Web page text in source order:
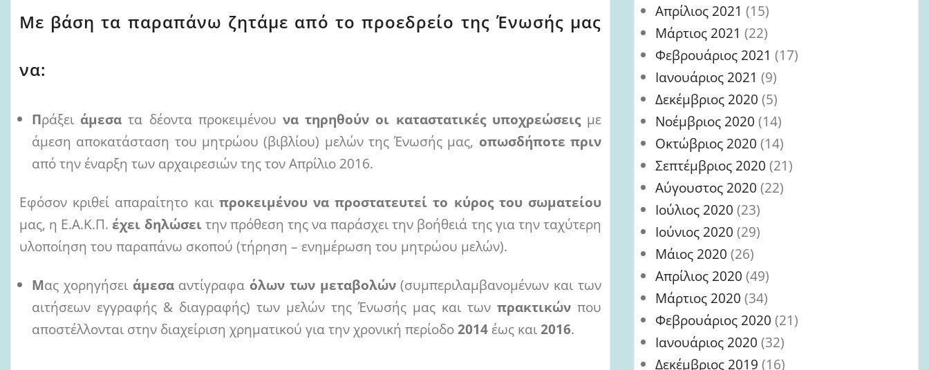
Με βάση τα παραπάνω ζητάμε από το προεδρείο της Ένωσής μας
να:
Πράξει άμεσατα δέοντα προκειμένουνα τηρηθούν οι καταστατικές υποχρεώσεις με
άμεση αποκατάσταση του μητρώου (βιβλίου) μελών της Ένωσής μας, οπωσδήποτε πριν
από την έναρξη των αρχαιρεσιών της τον Απρίλιο 2016.
Εφόσον κριθεί απαραίτητο και προκειμένου να προστατευτεί το κύρος του σωματείου
μας, η Ε.Α.Κ.Π.έχει δηλώσει την πρόθεση της να παράσχει την βοήθειά της για την ταχύτερη
υλοποίηση του παραπάνω σκοπού (τήρηση – ενημέρωση του μητρώου μελών).
Μας χορηγήσει άμεσα αντίγραφα όλων των μεταβολών(συμπεριλαμβανομένων και των
αιτήσεων εγγραφής & διαγραφής) των μελών της Ένωσής μας και των πρακτικών που
αποστέλλονται στην διαχείριση χρηματικού για την χρονική περίοδο 2014 έως και 2016.
Απρίλιος 2021 (15)
Μάρτιος 2021 (22)
Φεβρουάριος 2021 (17)
Ιανουάριος 2021 (9)
Δεκέμβριος 2020 (5)
Νοέμβριος 2020 (14)
Οκτώβριος 2020 (14)
Σεπτέμβριος 2020 (21)
Αύγουστος 2020 (22)
Ιούλιος 2020 (23)
Ιούνιος 2020 (29)
Μάιος 2020 (26)
Απρίλιος 2020 (49)
Μάρτιος 2020 (34)
Φεβρουάριος 2020 (21)
Ιανουάριος 2020 (32)
Δεκέμβριος 2019 (16)